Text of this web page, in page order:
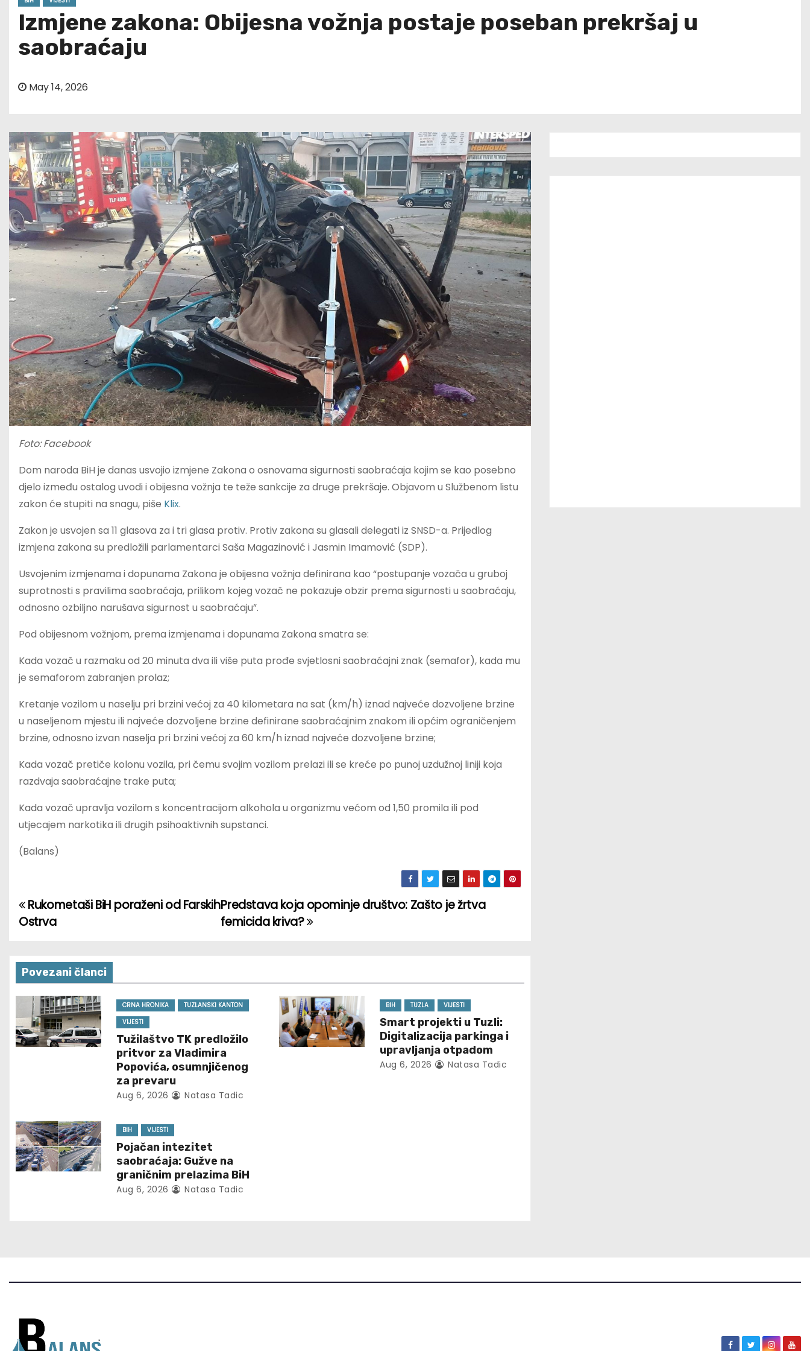
Izmjene zakona: Obijesna vožnja postaje poseban prekršaj u
saobraćaju
May 14, 2026
Foto: Facebook
Dom naroda BiH je danas usvojio izmjene Zakona o osnovama sigurnosti saobraćaja kojim se kao posebno
djelo između ostalog uvodi i obijesna vožnja te teže sankcije za druge prekršaje. Objavom u Službenom listu
zakon će stupiti na snagu, piše Klix.
Zakon je usvojen sa 11 glasova za i tri glasa protiv. Protiv zakona su glasali delegati iz SNSD-a. Prijedlog
izmjena zakona su predložili parlamentarci Saša Magazinović i Jasmin Imamović (SDP).
Usvojenim izmjenama i dopunama Zakona je obijesna vožnja definirana kao “postupanje vozača u gruboj
suprotnosti s pravilima saobraćaja, prilikom kojeg vozač ne pokazuje obzir prema sigurnosti u saobraćaju,
odnosno ozbiljno narušava sigurnost u saobraćaju”.
Pod obijesnom vožnjom, prema izmjenama i dopunama Zakona smatra se:
Kada vozač u razmaku od 20 minuta dva ili više puta prođe svjetlosni saobraćajni znak (semafor), kada mu
je semaforom zabranjen prolaz;
Kretanje vozilom u naselju pri brzini većoj za 40 kilometara na sat (km/h) iznad najveće dozvoljene brzine
u naseljenom mjestu ili najveće dozvoljene brzine definirane saobraćajnim znakom ili općim ograničenjem
brzine, odnosno izvan naselja pri brzini većoj za 60 km/h iznad najveće dozvoljene brzine;
Kada vozač pretiče kolonu vozila, pri čemu svojim vozilom prelazi ili se kreće po punoj uzdužnoj liniji koja
razdvaja saobraćajne trake puta;
Kada vozač upravlja vozilom s koncentracijom alkohola u organizmu većom od 1,50 promila ili pod
utjecajem narkotika ili drugih psihoaktivnih supstanci.
(Balans)
P
s
t
n
a
a
t
Predstava koja opominje društvo: Zašto je žrtva
femicida kriva?
Rukometaši BiH poraženi od Farskih
Ostrva
Povezani članci
CRNA HRONIKA
TUZLANSKI KANTON
VIJESTI
Tužilaštvo TK predložilo
pritvor za Vladimira
Popovića, osumnjičenog
za prevaru
Aug 6, 2026 Natasa Tadic
BIH TUZLA VIJESTI
Smart projekti u Tuzli:
Digitalizacija parkinga i
upravljanja otpadom
Aug 6, 2026 Natasa Tadic
BIH VIJESTI
Pojačan intezitet
saobraćaja: Gužve na
graničnim prelazima BiH
Aug 6, 2026 Natasa Tadic